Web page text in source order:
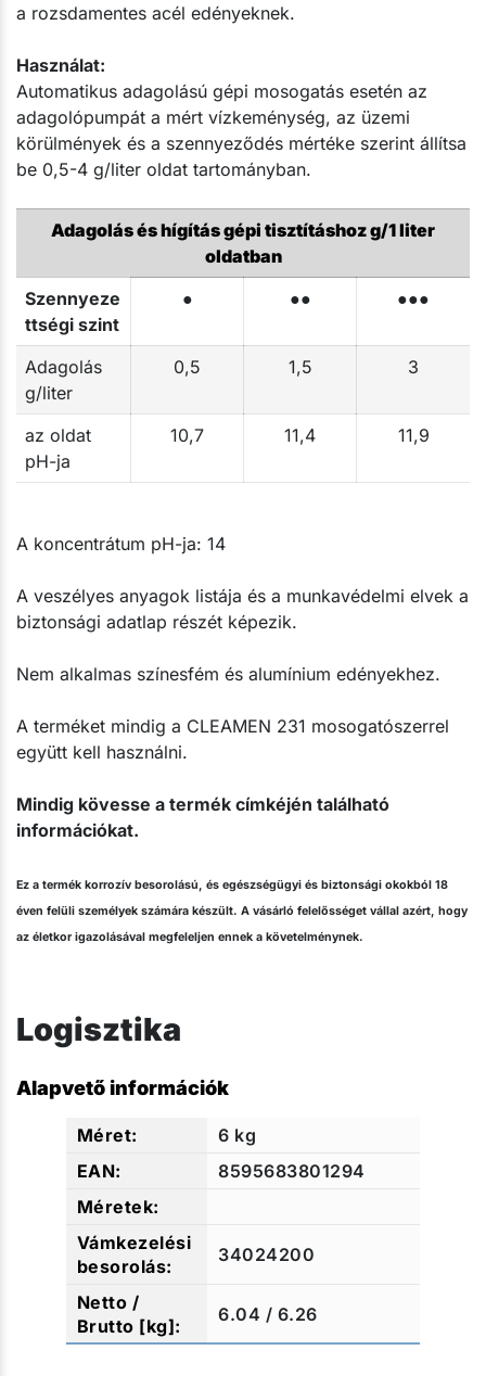
a rozsdamentes acél edényeknek.
Használat:
Automatikus adagolású gépi mosogatás esetén az
adagolópumpát a mért vízkeménység, az üzemi
körülmények és a szennyeződés mértéke szerint állítsa
be 0,5-4 g/liter oldat tartományban.
Adagolás és hígítás gépi tisztításhoz g/1 liter
oldatban
Szennyeze
ttségi szint
● ●● ●●●
Adagolás
g/liter
0,5 1,5 3
az oldat
pH-ja
10,7 11,4 11,9
A koncentrátum pH-ja: 14
A veszélyes anyagok listája és a munkavédelmi elvek a
biztonsági adatlap részét képezik.
Nem alkalmas színesfém és alumínium edényekhez.
A terméket mindig a CLEAMEN 231 mosogatószerrel
együtt kell használni.
Mindig kövesse a termék címkéjén található
információkat.
Ez a termék korrozív besorolású, és egészségügyi és biztonsági okokból 18
éven felüli személyek számára készült. A vásárló felelősséget vállal azért, hogy
az életkor igazolásával megfeleljen ennek a követelménynek.
Logisztika
Alapvető információk
6 kg
8595683801294
34024200
6.04 / 6.26